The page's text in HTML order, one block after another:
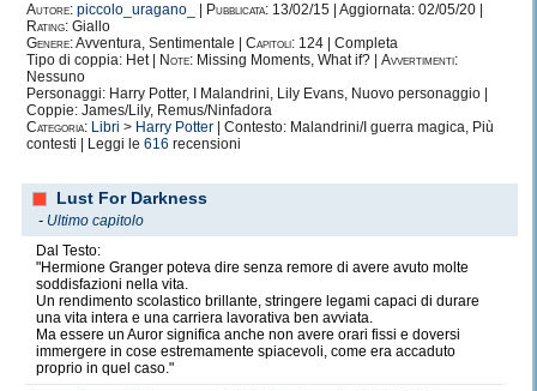
Autore: piccolo_uragano_ Pubblicata: 13/02/15 | Aggiornata: 02/05/20 |
Rating: Giallo
Genere:Avventura, Sentimentale | Capitoli: 124 | Completa
Tipo di coppia: Het |
Note: Missing Moments, What if? | Avvertimenti:
Nessuno
Personaggi: Harry Potter, I Malandrini, Lily Evans, Nuovo personaggio |
Coppie: James/Lily, Remus/Ninfadora
Categoria: Libri > Harry Potter | Contesto: Malandrini/I guerra magica, Più
contesti | Leggi le 616 recensioni
Lust For Darkness
- Ultimo capitolo
Dal Testo:
"Hermione Granger poteva dire senza remore di avere avuto molte
soddisfazioni nella vita.
Un rendimento scolastico brillante, stringere legami capaci di durare
una vita intera e una carriera lavorativa ben avviata.
Ma essere un Auror significa anche non avere orari fissi e doversi
immergere in cose estremamente spiacevoli, come era accaduto
proprio in quel caso."